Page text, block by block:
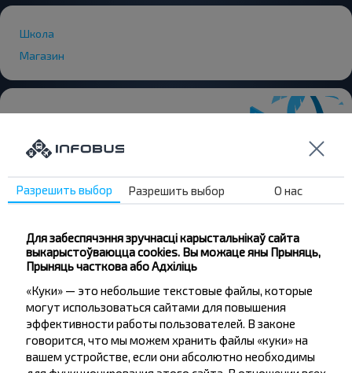
Школа
Магазин
Жадаеце
падарожнічаць
танней?
Не прапусці спецыяльныя акцыі, зніжкі і іншыя
цікавыя прапановы INFOBUS. Падпішыся на
атрыманне навін і падарожнічай з намі танней!
Разрешить выбор Разрешить выбор О нас
Для забеспячэння зручнасці карыстальнікаў сайта
выкарыстоўваюцца cookies. Вы можаце яны Прыняць,
Прыняць часткова або Адхіліць
«Куки» — это небольшие текстовые файлы, которые
могут использоваться сайтами для повышения
эффективности работы пользователей. В законе
говорится, что мы можем хранить файлы «куки» на
вашем устройстве, если они абсолютно необходимы